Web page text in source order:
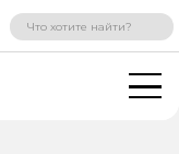
ВХОД РЕГИСТРАЦИЯ